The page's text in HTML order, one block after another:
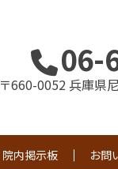
06-
〒660-0052 兵庫県
院内掲示板 お問